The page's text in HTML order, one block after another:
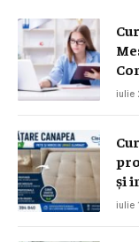
iulie
și
iulie